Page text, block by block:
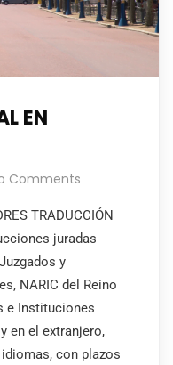
EN
Comments
TRADUCCIÓN
juradas
y
NARIC del Reino
e Instituciones
en el extranjero,
con plazos